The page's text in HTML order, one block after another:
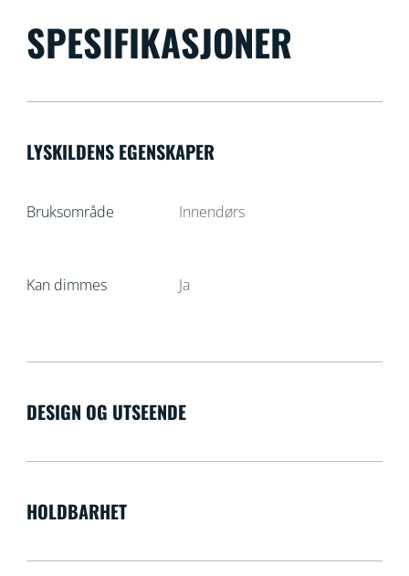
SPESIFIKASJONER
LYSKILDENS EGENSKAPER
Bruksområde Innendørs
Kan dimmes Ja
DESIGN OG UTSEENDE
HOLDBARHET